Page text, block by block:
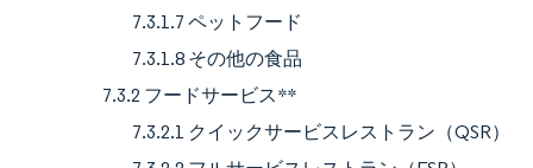
7.3.1.7 ペットフード
7.3.1.8 その他の食品
7.3.2 フードサービス**
7.3.2.1 クイックサービスレストラン（QSR）